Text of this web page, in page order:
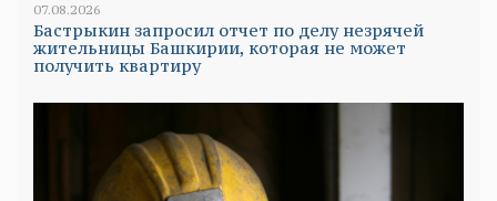
07.08.2026
Бастрыкин запросил отчет по делу незрячей
жительницы Башкирии, которая не может
получить квартиру